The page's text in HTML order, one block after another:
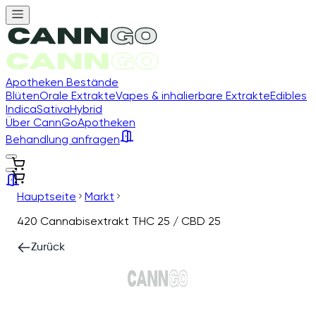
Apotheken Bestände
BlütenOrale ExtrakteVapes & inhalierbare ExtrakteEdibles
IndicaSativaHybrid
Über CannGoApotheken
Behandlung anfragen
Hauptseite
Markt
420 Cannabisextrakt THC 25 / CBD 25
Zurück